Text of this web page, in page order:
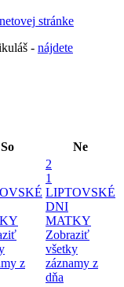
stránke
- nájdete
So Ne
z
2
1
LIPTOVSKÉ
DNI
MATKY
Zobraziť
všetky
záznamy z
dňa